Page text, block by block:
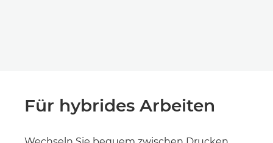
Für hybrides Arbeiten